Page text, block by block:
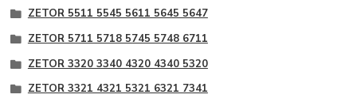
ZETOR 5511 5545 5611 5645 5647
ZETOR 5711 5718 5745 5748 6711
ZETOR 3320 3340 4320 4340 5320
ZETOR 3321 4321 5321 6321 7341